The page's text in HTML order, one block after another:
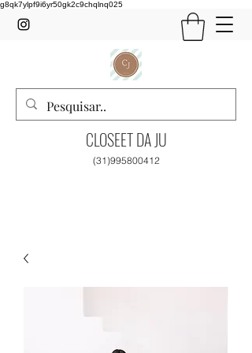
g8qk7ylpf9i6yr50gk2c9chqlnq025
CLOSEET DA JU
(31)995800412